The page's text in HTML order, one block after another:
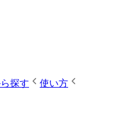
探す 使い方